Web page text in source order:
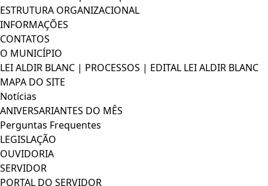
ESTRUTURA ORGANIZACIONAL
INFORMAÇÕES
CONTATOS
O MUNICÍPIO
LEI ALDIR BLANC | PROCESSOS | EDITAL LEI ALDIR BLANC
MAPA DO SITE
Notícias
ANIVERSARIANTES DO MÊS
Perguntas Frequentes
LEGISLAÇÃO
OUVIDORIA
SERVIDOR
PORTAL DO SERVIDOR